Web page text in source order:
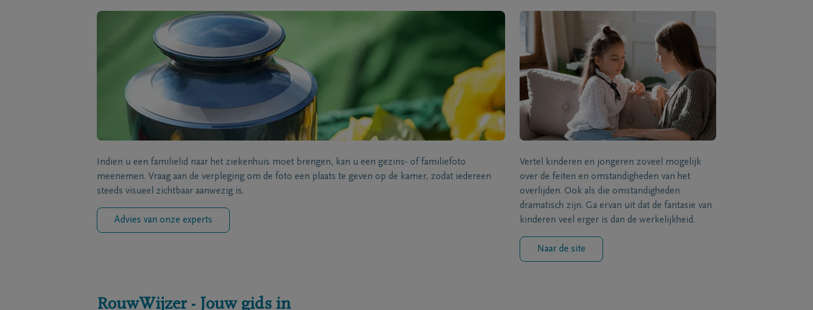
Indien u een familielid naar het ziekenhuis moet brengen, kan u een gezins- of familiefoto
meenemen. Vraag aan de verpleging om de foto een plaats te geven op de kamer, zodat iedereen
steeds visueel zichtbaar aanwezig is.
Advies van onze experts
Vertel kinderen en jongeren zoveel mogelijk
over de feiten en omstandigheden van het
overlijden. Ook als die omstandigheden
dramatisch zijn. Ga ervan uit dat de fantasie van
kinderen veel erger is dan de werkelijkheid.
Naar de site
RouwWijzer - Jouw gids in